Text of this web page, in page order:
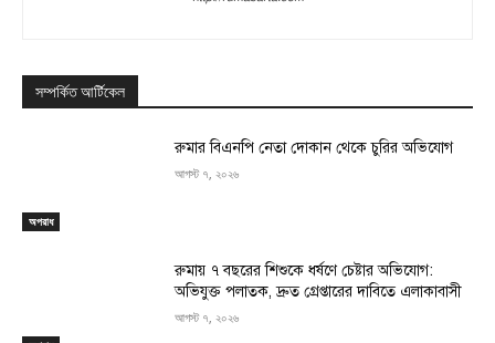
সম্পর্কিত আর্টিকেল
অপরাধ
রুমার বিএনপি নেতা দোকান থেকে চুরির অভিযোগ
আগস্ট ৭, ২০২৬
রুমায় ৭ বছরের শিশুকে ধর্ষণে চেষ্টার অভিযোগ:
অভিযুক্ত পলাতক, দ্রুত গ্রেপ্তারের দাবিতে এলাকাবাসী
আগস্ট ৭, ২০২৬